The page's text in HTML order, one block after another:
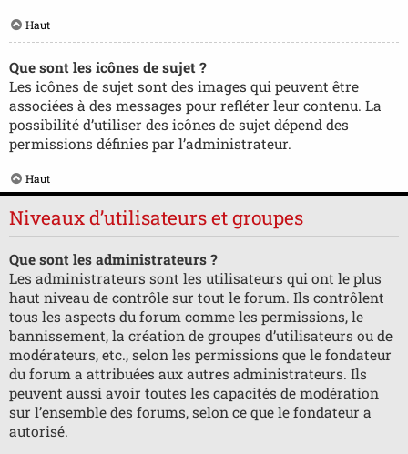
Haut
Que sont les icônes de sujet ?
Les icônes de sujet sont des images qui peuvent être
associées à des messages pour refléter leur contenu. La
possibilité d’utiliser des icônes de sujet dépend des
permissions définies par l’administrateur.
Haut
Niveaux d’utilisateurs et groupes
Que sont les administrateurs ?
Les administrateurs sont les utilisateurs qui ont le plus
haut niveau de contrôle sur tout le forum. Ils contrôlent
tous les aspects du forum comme les permissions, le
bannissement, la création de groupes d’utilisateurs ou de
modérateurs, etc., selon les permissions que le fondateur
du forum a attribuées aux autres administrateurs. Ils
peuvent aussi avoir toutes les capacités de modération
sur l’ensemble des forums, selon ce que le fondateur a
autorisé.